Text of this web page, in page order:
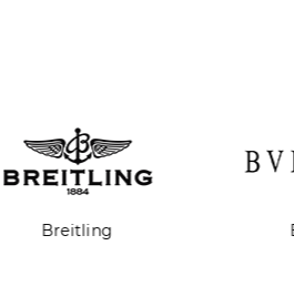
Breitling